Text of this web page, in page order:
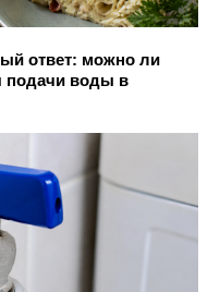
ответ: можно ли
подачи воды в